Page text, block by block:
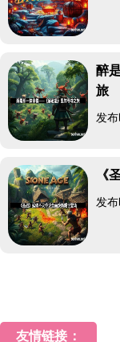
醉
旅
发
《
发
友情链接：